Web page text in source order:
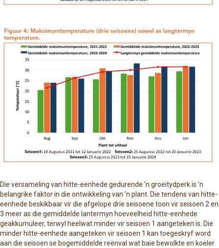
Die versameling van hitte-eenhede gedurende ’n groeitydperk is ’n
belangrike faktor in die ontwikkeling van ’n plant. Die tendens van hitte-
eenhede beskikbaar vir die afgelope drie seisoene toon vir seisoen 2 en
3 meer as die gemiddelde lantermyn hoeveelheid hitte-eenhede
geakkumuleer, terwyl heelwat minder vir seisoen 1 aangeteken is. Die
minder hitte-eenhede aangeteken vir seisoen 1 kan toegeskryf word
aan die seisoen se bogemiddelde reënval wat baie bewolkte en koeler